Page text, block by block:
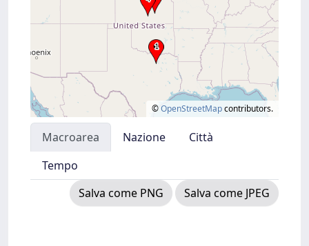
©OpenStreetMapcontributors.
Macroarea Nazione
Città
Tempo
Salva come PNG
Salva come JPEG